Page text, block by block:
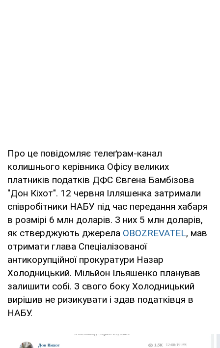
Про це повідомляє телеґрам-канал
колишнього керівника Офісу великих
платників податків ДФС Євгена Бамбізова
"Дон Кіхот". 12 червня Ілляшенка затримали
співробітники НАБУ під час передання хабаря
в розмірі 6 млн доларів. З них 5 млн доларів,
як стверджують джерела OBOZREVATEL, мав
отримати глава Спеціалізованої
антикорупційної прокуратури Назар
Холодницький. Мільйон Ільяшенко планував
залишити собі. З свого боку Холодницький
вирішив не ризикувати і здав податківця в
НАБУ.